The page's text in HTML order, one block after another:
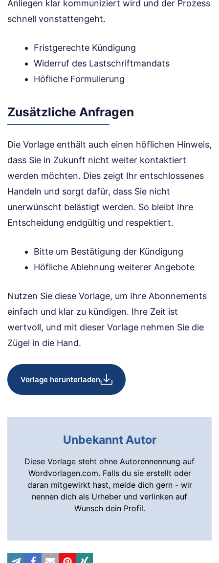
Anliegen klar kommuniziert wird und der Prozess
schnell vonstattengeht.
Fristgerechte Kündigung
Widerruf des Lastschriftmandats
Höfliche Formulierung
Zusätzliche Anfragen
Die Vorlage enthält auch einen höflichen Hinweis,
dass Sie in Zukunft nicht weiter kontaktiert
werden möchten. Dies zeigt Ihr entschlossenes
Handeln und sorgt dafür, dass Sie nicht
unerwünscht belästigt werden. So bleibt Ihre
Entscheidung endgültig und respektiert.
Bitte um Bestätigung der Kündigung
Höfliche Ablehnung weiterer Angebote
Nutzen Sie diese Vorlage, um Ihre Abonnements
einfach und klar zu kündigen. Ihre Zeit ist
wertvoll, und mit dieser Vorlage nehmen Sie die
Zügel in die Hand.
Vorlage herunterladen
Unbekannt Autor
Diese Vorlage steht ohne Autorennennung auf
Wordvorlagen.com. Falls du sie erstellt oder
daran mitgewirkt hast, melde dich gern - wir
nennen dich als Urheber und verlinken auf
Wunsch dein Profil.